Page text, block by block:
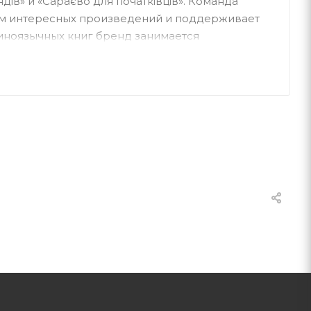
интересных произведений и поддерживает
книг бренд занимается
мероприятий и литературных